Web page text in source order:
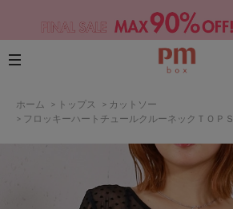
ホーム > トップス > カットソー
> フロッキーハートチュールクルーネックＴＯＰＳ